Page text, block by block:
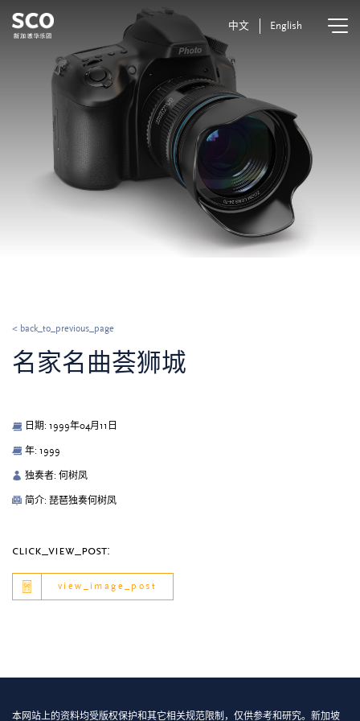
中文 English
< back_to_previous_page
名家名曲荟狮城
日期: 1999年04月11日
年: 1999
独奏者: 何树凤
简介: 琵琶独奏何树凤
click_view_post:
view_image_post
本网站上的资料均受版权保护和其它相关规范限制，仅供参考和研究。新加坡